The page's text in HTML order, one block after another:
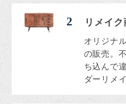
2 リメイク
オリジナ
の販売。
ち込んで
ダーリメ